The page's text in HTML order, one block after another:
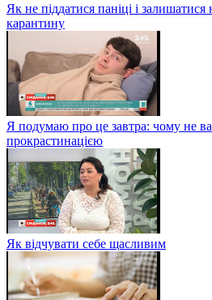
Як не піддатися паніці і залишатися
карантину
Я подумаю про це завтра: чому не
прокрастинацією
Як відчувати себе щасливим